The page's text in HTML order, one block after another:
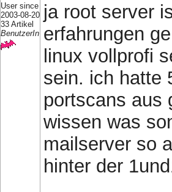
User since
2003-08-20
33 Artikel
BenutzerIn
ja root server
erfahrungen
linux vollprofi
sein. ich hatte
portscans aus
wissen was
mailserver so
hinter der